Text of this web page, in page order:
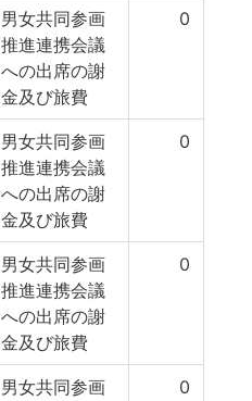
男女共同参画
推進連携会議
への出席の謝
金及び旅費
0
男女共同参画
推進連携会議
への出席の謝
金及び旅費
0
男女共同参画
推進連携会議
への出席の謝
金及び旅費
0
男女共同参画
0